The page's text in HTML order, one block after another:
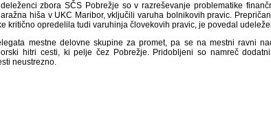
zbora SČS Pobrežje so v razreševanje problematike
hiša v UKC Maribor, vključili varuha bolnikovih pravic.
kritično opredelila tudi varuhinja človekovih pravic, je povedal
mestne delovne skupine za promet, pa se na mestni ravni
hitri cesti, ki pelje čez Pobrežje. Pridobljeni so namreč
neustrezno.